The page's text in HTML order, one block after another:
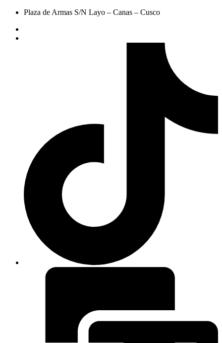
Plaza de Armas S/N Layo – Canas – Cusco